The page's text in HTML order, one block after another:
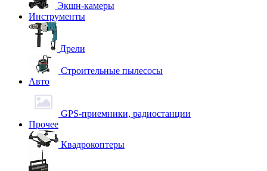
Экшн-камеры
Инструменты
Дрели
Строительные пылесосы
Авто
GPS-приемники, радиостанции
Прочее
Квадрокоптеры